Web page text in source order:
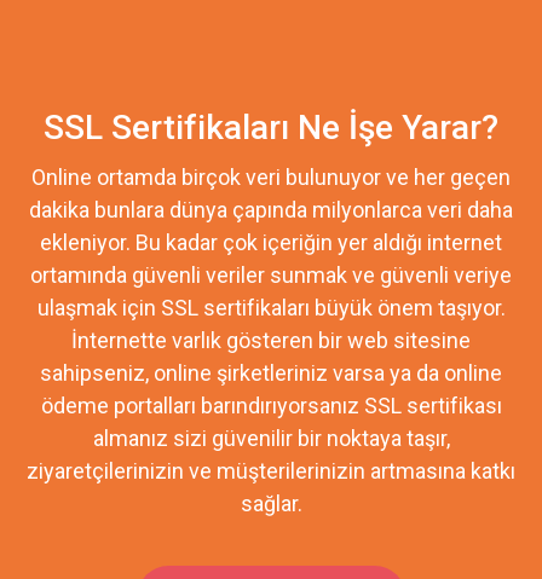
SSL Sertifikaları Ne İşe Yarar?
Online ortamda birçok veri bulunuyor ve her geçen
dakika bunlara dünya çapında milyonlarca veri daha
ekleniyor. Bu kadar çok içeriğin yer aldığı internet
ortamında güvenli veriler sunmak ve güvenli veriye
ulaşmak için SSL sertifikaları büyük önem taşıyor.
İnternette varlık gösteren bir web sitesine
sahipseniz, online şirketleriniz varsa ya da online
ödeme portalları barındırıyorsanız SSL sertifikası
almanız sizi güvenilir bir noktaya taşır,
ziyaretçilerinizin ve müşterilerinizin artmasına katkı
sağlar.